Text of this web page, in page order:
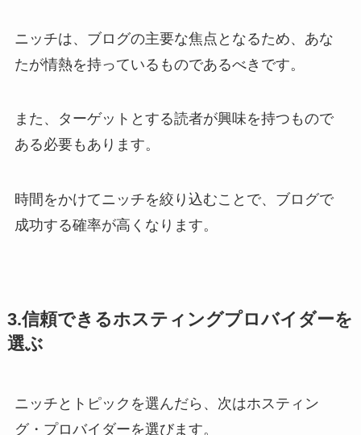
ニッチは、ブログの主要な焦点となるため、あな
たが情熱を持っているものであるべきです。
また、ターゲットとする読者が興味を持つもので
ある必要もあります。
時間をかけてニッチを絞り込むことで、ブログで
成功する確率が高くなります。
3.信頼できるホスティングプロバイダーを
選ぶ
ニッチとトピックを選んだら、次はホスティン
グ・プロバイダーを選びます。